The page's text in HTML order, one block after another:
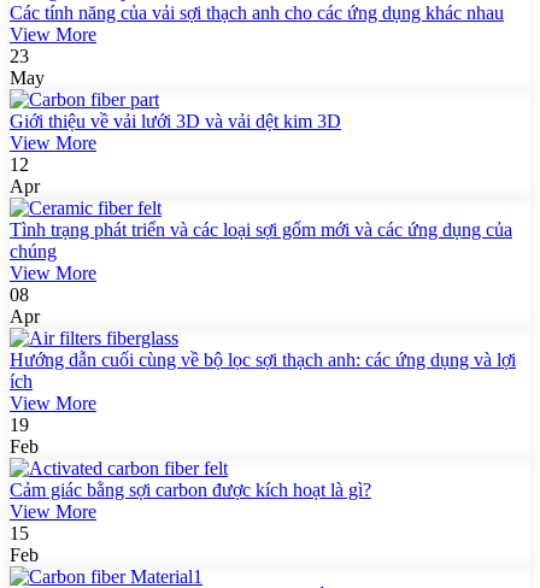
Các tính năng của vải sợi thạch anh cho các ứng dụng khác nhau
View More
23
May
Giới thiệu về vải lưới 3D và vải dệt kim 3D
View More
12
Apr
Tình trạng phát triển và các loại sợi gốm mới và các ứng dụng của
chúng
View More
08
Apr
Hướng dẫn cuối cùng về bộ lọc sợi thạch anh: các ứng dụng và lợi
ích
View More
19
Feb
Cảm giác bằng sợi carbon được kích hoạt là gì?
View More
15
Feb